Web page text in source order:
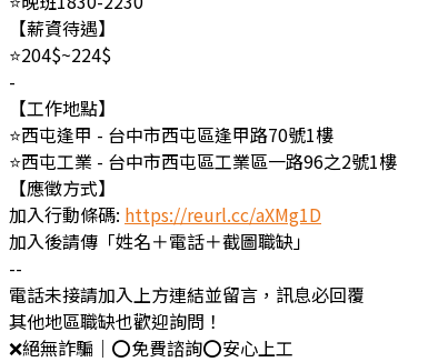
【薪資待遇】
⭐️204$~224$
-
【工作地點】
⭐️西屯逢甲 - 台中市西屯區逢甲路70號1樓
⭐️西屯工業 - 台中市西屯區工業區一路96之2號1樓
【應徵方式】
加入行動條碼: https://reurl.cc/aXMg1D
加入後請傳「姓名＋電話＋截圖職缺」
--
電話未接請加入上方連結並留言，訊息必回覆
其他地區職缺也歡迎詢問！
❌絕無詐騙｜⭕️免費諮詢⭕️安心上工